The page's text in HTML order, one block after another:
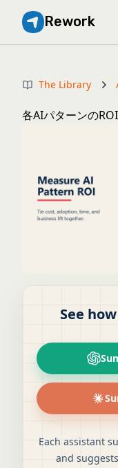
Rework
The Library
各AIパターンの
See
Each assistant
and